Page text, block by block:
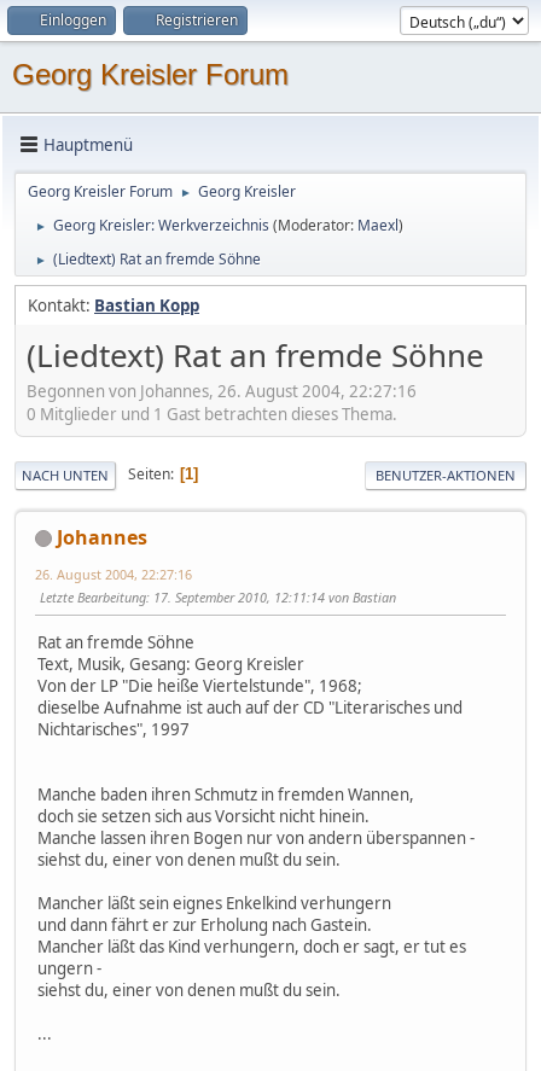
Einloggen Registrieren
Georg Kreisler Forum
Hauptmenü
Georg Kreisler Forum ► Georg Kreisler
► Georg Kreisler: Werkverzeichnis (Moderator: Maexl)
► (Liedtext) Rat an fremde Söhne
Kontakt: Bastian Kopp
(Liedtext) Rat an fremde Söhne
Begonnen von Johannes, 26. August 2004, 22:27:16
0 Mitglieder und 1 Gast betrachten dieses Thema.
NACH UNTEN Seiten 1 BENUTZER-AKTIONEN
Johannes
26. August 2004, 22:27:16
Letzte Bearbeitung: 17. September 2010, 12:11:14 von Bastian
Rat an fremde Söhne
Text, Musik, Gesang: Georg Kreisler
Von der LP "Die heiße Viertelstunde", 1968;
dieselbe Aufnahme ist auch auf der CD "Literarisches und
Nichtarisches", 1997
Manche baden ihren Schmutz in fremden Wannen,
doch sie setzen sich aus Vorsicht nicht hinein.
Manche lassen ihren Bogen nur von andern überspannen -
siehst du, einer von denen mußt du sein.
Mancher läßt sein eignes Enkelkind verhungern
und dann fährt er zur Erholung nach Gastein.
Mancher läßt das Kind verhungern, doch er sagt, er tut es
ungern -
siehst du, einer von denen mußt du sein.
...